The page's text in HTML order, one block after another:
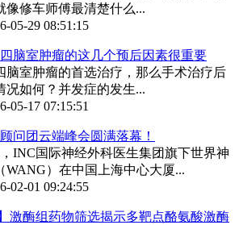
像修车师傅最清楚什么...
05-29 08:51:15
脑室肿瘤的这几个预后因素很重要
脑室肿瘤的首选治疗，那么手术治疗后
况如何？并发症的发生...
05-17 07:15:51
问团云端峰会圆满落幕！
INC国际神经外科医生集团旗下世界神
WANG）在中国上海中心大厦...
02-01 09:24:55
激酶组药物筛选揭示多靶点酪氨酸激酶